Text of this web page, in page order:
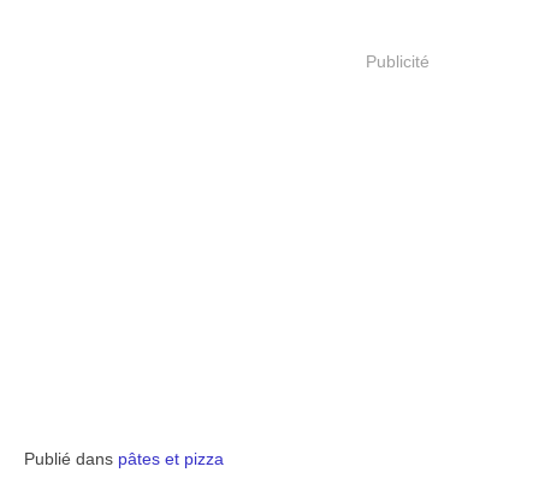
Publicité
Publié dans pâtes et pizza